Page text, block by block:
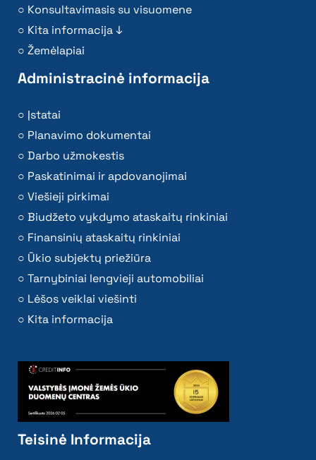
Konsultavimasis su visuomene
Kita informacija ↓
Žemėlapiai
Administracinė informacija
Įstatai
Planavimo dokumentai
Darbo užmokestis
Paskatinimai ir apdovanojimai
Viešieji pirkimai
Biudžeto vykdymo ataskaitų rinkiniai
Finansinių ataskaitų rinkiniai
Ūkio subjektų priežiūra
Tarnybiniai lengvieji automobiliai
Lėšos veiklai viešinti
Kita informacija
Teisinė Informacija